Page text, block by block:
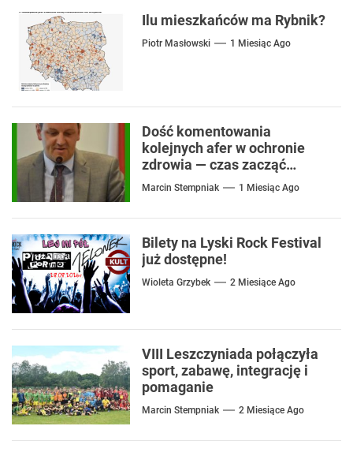
Ilu mieszkańców ma Rybnik?
Piotr Masłowski 1 Miesiąc Ago
Dość komentowania
kolejnych afer w ochronie
zdrowia — czas zacząć
mówić o rozwiązaniach
Marcin Stempniak 1 Miesiąc Ago
Bilety na Lyski Rock Festival
już dostępne!
Wioleta Grzybek 2 Miesiące Ago
VIII Leszczyniada połączyła
sport, zabawę, integrację i
pomaganie
Marcin Stempniak 2 Miesiące Ago